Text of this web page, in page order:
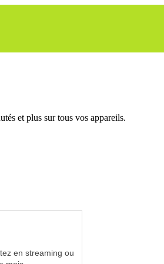
et plus sur tous vos appareils.
en streaming ou